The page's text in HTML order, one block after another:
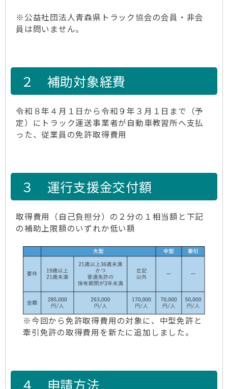
※公益社団法人青森県トラック協会の会員・非会
員は問いません。
２ 補助対象経費
令和８年４月１日から令和９年３月１日まで（予
定）にトラック運送事業者が自動車教習所へ支払
った、従業員の免許取得費用
３ 運行支援金交付額
取得費用（自己負担分）の２分の１相当額と下記
の補助上限額のいずれか低い額
※今回から免許取得費用の対象に、中型免許と
牽引免許の取得費用を新たに追加しました。
４ 申請方法